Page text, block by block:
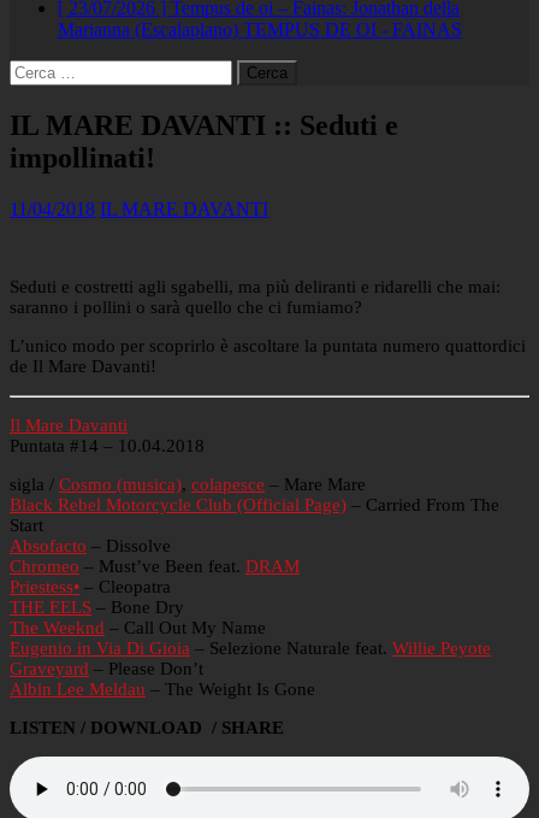
[ 23/07/2026 ] Tempus de oi – Fainas: Jonathan della
Marianna (Escalaplano) TEMPUS DE OI - FAINAS
Ricerca
per:
IL MARE DAVANTI :: Seduti e
impollinati!
11/04/2018 IL MARE DAVANTI
Seduti e costretti agli sgabelli, ma più deliranti e ridarelli che mai:
saranno i pollini o sarà quello che ci fumiamo?
L’unico modo per scoprirlo è ascoltare la puntata numero quattordici
de Il Mare Davanti!
Il Mare Davanti
Puntata #14 – 10.04.2018
sigla / Cosmo (musica), colapesce – Mare Mare
Black Rebel Motorcycle Club (Official Page) – Carried From The
Start
Absofacto – Dissolve
Chromeo – Must’ve Been feat. DRAM
Priestess• – Cleopatra
THE EELS – Bone Dry
The Weeknd – Call Out My Name
Eugenio in Via Di Gioia – Selezione Naturale feat. Willie Peyote
Graveyard – Please Don’t
Albin Lee Meldau – The Weight Is Gone
LISTEN / DOWNLOAD / SHARE